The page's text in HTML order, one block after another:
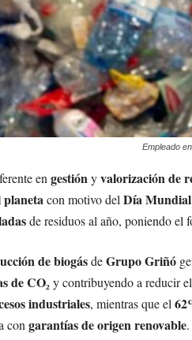
Empleado
engestiónyvalorización de
planetacon motivo delDía
de residuos al año, poniendo el
de biogásdeGrupo Griñó
de CO₂y contribuyendo a reducir
industriales, mientras que el
congarantías de origen renovable.